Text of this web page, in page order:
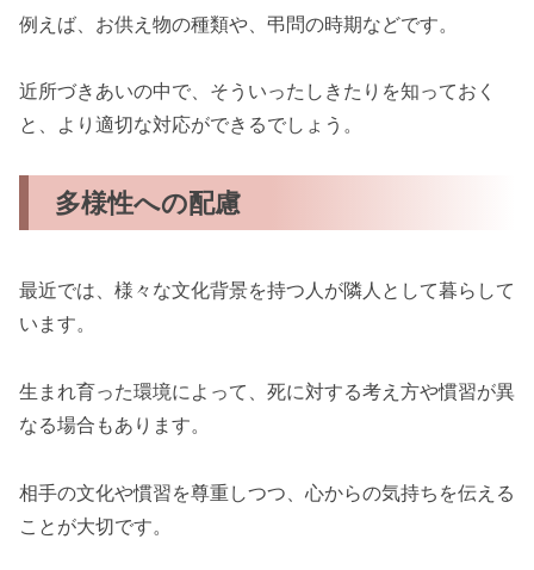
例えば、お供え物の種類や、弔問の時期などです。
近所づきあいの中で、そういったしきたりを知っておく
と、より適切な対応ができるでしょう。
多様性への配慮
最近では、様々な文化背景を持つ人が隣人として暮らして
います。
生まれ育った環境によって、死に対する考え方や慣習が異
なる場合もあります。
相手の文化や慣習を尊重しつつ、心からの気持ちを伝える
ことが大切です。